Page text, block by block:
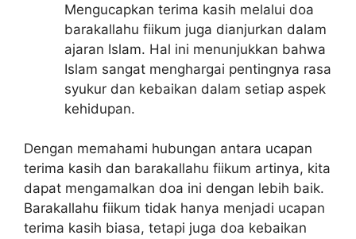
Mengucapkan terima kasih melalui doa
barakallahu fiikum juga dianjurkan dalam
ajaran Islam. Hal ini menunjukkan bahwa
Islam sangat menghargai pentingnya rasa
syukur dan kebaikan dalam setiap aspek
kehidupan.
Dengan memahami hubungan antara ucapan
terima kasih dan barakallahu fiikum artinya, kita
dapat mengamalkan doa ini dengan lebih baik.
Barakallahu fiikum tidak hanya menjadi ucapan
terima kasih biasa, tetapi juga doa kebaikan